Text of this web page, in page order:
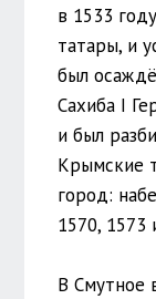
в 1533
татары, и
был
Сахиба I
и был
Крымские
город:
1570, 1573
В Смутное